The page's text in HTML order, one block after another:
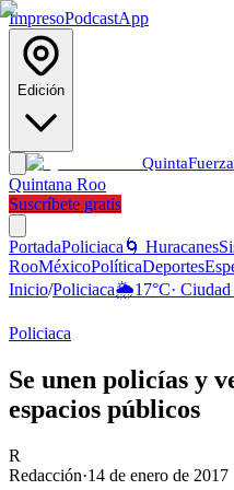
ImpresoPodcastApp
Edición
QuintaFuerza
Quintana Roo
Suscríbete gratis
PortadaPoliciaca 🌀 Huracanes
RooMéxicoPolíticaDeportes
Inicio/Policiaca🌦️17°C·
Policiaca
Se unen policías y
espacios públicos
R
Redacción·14 de enero de 2017